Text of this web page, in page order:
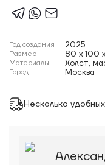
Год создания 2025
Размер 80 x 100
Материалы Холст,
Город Москва
Несколько